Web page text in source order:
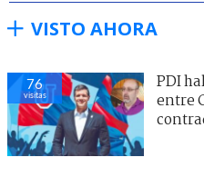
VISTO AHORA
76
visitas
PDI
entre